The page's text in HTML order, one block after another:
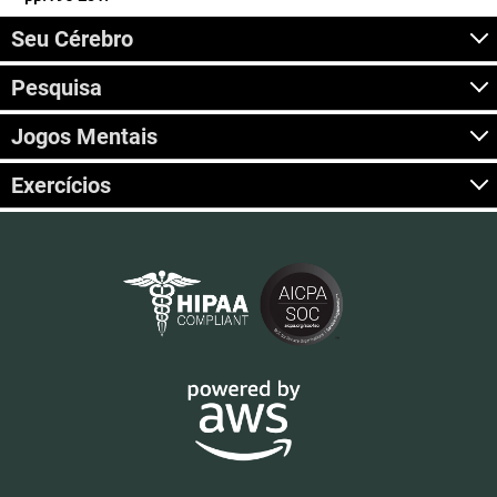
Seu Cérebro
Pesquisa
Jogos Mentais
Exercícios